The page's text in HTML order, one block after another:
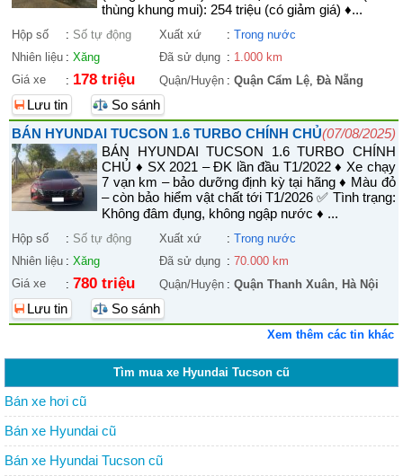
thùng khung mui): 254 triệu (có giảm giá) ♦...
Hộp số : Số tự động Xuất xứ : Trong nước
Nhiên liệu : Xăng Đã sử dụng : 1.000 km
Giá xe
: 178 triệu Quận/Huyện : Quận Cẩm Lệ, Đà Nẵng
Lưu tin
So sánh
BÁN HYUNDAI TUCSON 1.6 TURBO CHÍNH CHỦ(07/08/2025)
BÁN HYUNDAI TUCSON 1.6 TURBO CHÍNH
CHỦ ♦ SX 2021 – ĐK lần đầu T1/2022 ♦ Xe chạy
7 vạn km – bảo dưỡng định kỳ tại hãng ♦ Màu đỏ
– còn bảo hiểm vật chất tới T1/2026 ✅ Tình trạng:
Không đâm đụng, không ngập nước ♦ ...
Hộp số : Số tự động Xuất xứ : Trong nước
Nhiên liệu : Xăng Đã sử dụng : 70.000 km
Giá xe
: 780 triệu Quận/Huyện : Quận Thanh Xuân, Hà Nội
Lưu tin So sánh
Xem thêm các tin khác
Tìm mua xe Hyundai Tucson cũ
Bán xe hơi cũ
Bán xe Hyundai cũ
Bán xe Hyundai Tucson cũ